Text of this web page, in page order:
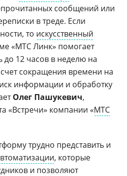
сообщений или
в треде. Если
то искусственный
«МТС Линк» помогает
12 часов в неделю на
сокращения времени на
информации и обработку
Олег Пашукевич,
«Встречи» компании «МТС
трудно представить и
, которые
и позволяют